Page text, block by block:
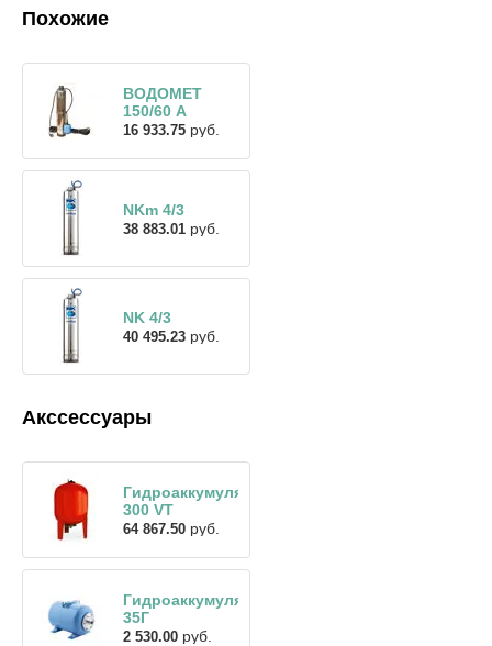
Похожие
ВОДОМЕТ
150/60 А
16 933.75 руб.
NKm 4/3
38 883.01 руб.
NK 4/3
40 495.23 руб.
Акссессуары
Гидроаккумулятор
300 VT
64 867.50 руб.
Гидроаккумулятор
35Г
2 530.00 руб.